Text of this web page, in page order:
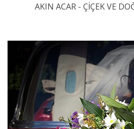
AKIN ACAR - ÇİÇEK VE